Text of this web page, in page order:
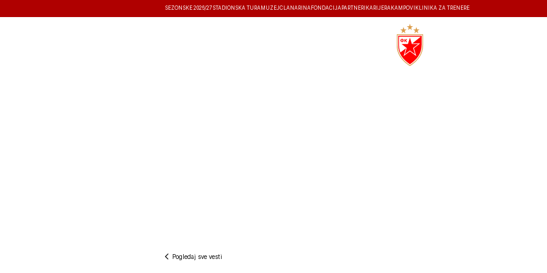
SEZONSKE 2026/27 STADIONSKA TURA MUZEJČLANARINA FONDACIJA PARTNERI KARIJERA KAMPOVI KLINIKA ZA TRENERE
Pogledaj sve vesti